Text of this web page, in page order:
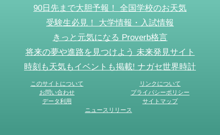
90日先まで大胆予報！ 全国学校のお天気
受験生必見！ 大学情報・入試情報
きっと元気になる Proverb格言
将来の夢や進路を見つけよう 未来発見サイト
時刻も天気もイベントも掲載! ナガセ世界時計
このサイトについて
リンクについて
お問い合わせ
プライバシーポリシー
データ利用
サイトマップ
ニュースリリース